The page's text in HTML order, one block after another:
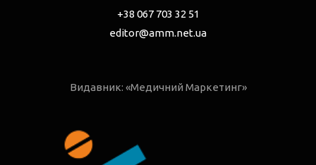
+38 067 703 32 51
editor@amm.net.ua
Видавник: «Медичний Маркетинг»